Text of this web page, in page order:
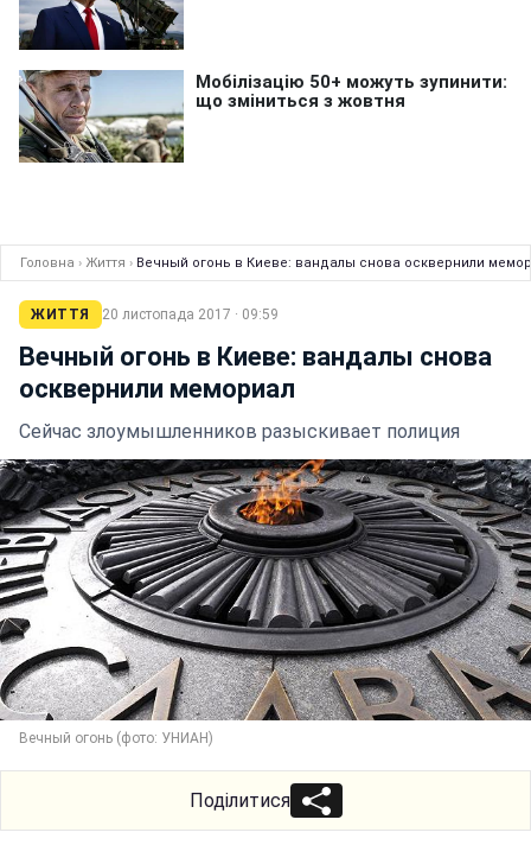
Головна › Життя › Вечный огонь в Киеве: вандалы снова осквернили
ЖИТТЯ 20 листопада 2017 · 09:59
Вечный огонь в Киеве: вандалы снова
осквернили мемориал
Сейчас злоумышленников разыскивает полиция
Вечный огонь (фото: УНИАН)
Поділитися